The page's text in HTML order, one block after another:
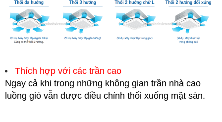
Thích hợp với các trần cao
Ngay cả khi trong những không gian trần nhà cao
luồng gió vẫn được điều chỉnh thổi xuống mặt sàn.